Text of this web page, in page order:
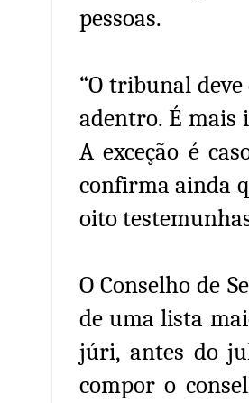
pessoas.
“O tribunal
adentro. É mais
A exceção é
confirma ainda
oito
O Conselho de
de uma lista
júri, antes do
compor o